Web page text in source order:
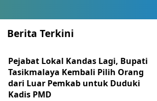
Berita Terkini
Pejabat Lokal Kandas Lagi, Bupati
Tasikmalaya Kembali Pilih Orang
dari Luar Pemkab untuk Duduki
Kadis PMD